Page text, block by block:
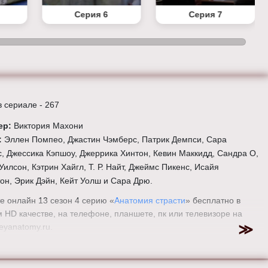
Серия 6 Серия 7
сериале - 267
Виктория Махони
Эллен Помпео, Джастин Чэмберс, Патрик Демпси, Сара
Джессика Кэпшоу, Джеррика Хинтон, Кевин Маккидд, Сандра О,
Кэтрин Хайгл, Т. Р. Найт, Джеймс Пикенс, Исайя
Эрик Дэйн, Кейт Уолш и Сара Дрю.
онлайн 13 сезон 4 серию «Анатомия страсти» бесплатно в
качестве, на телефоне, планшете, пк или телевизоре на